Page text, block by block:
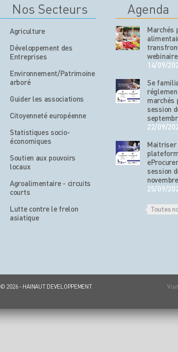
Nos Secteurs
Agriculture
Développement des
Entreprises
Environnement/Patrimoine
arboré
Guider les associations
Citoyenneté européenne
Statistiques socio-
économiques
Soutien aux pouvoirs
locaux
Agroalimentaire - circuits
courts
Lutte contre le frelon
asiatique
Agenda
Marchés
14/09/
Se
marchés
session
22/09/
Maitriser
session
novembre
25/09/
Toutes
© 2026 - HAINAUT DEVELOPPEMENT